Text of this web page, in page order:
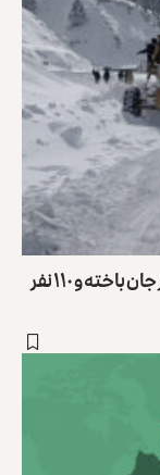
افزایش تلفات بارندگی در افغانستان؛ ۶۱ نفر جان باخته و ۱۱۰ نفر